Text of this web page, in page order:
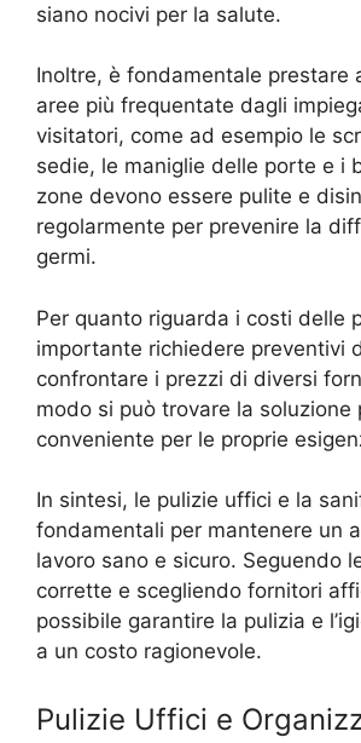
siano nocivi per la salute.
Inoltre, è fondamentale prestare
aree più frequentate dagli
visitatori, come ad esempio le
sedie, le maniglie delle porte e i
zone devono essere pulite e
regolarmente per prevenire la
germi.
Per quanto riguarda i costi delle
importante richiedere preventivi
confrontare i prezzi di diversi
modo si può trovare la soluzione
conveniente per le proprie
In sintesi, le pulizie uffici e la
fondamentali per mantenere un
lavoro sano e sicuro. Seguendo
corrette e scegliendo fornitori
possibile garantire la pulizia e
a un costo ragionevole.
Pulizie Uffici e